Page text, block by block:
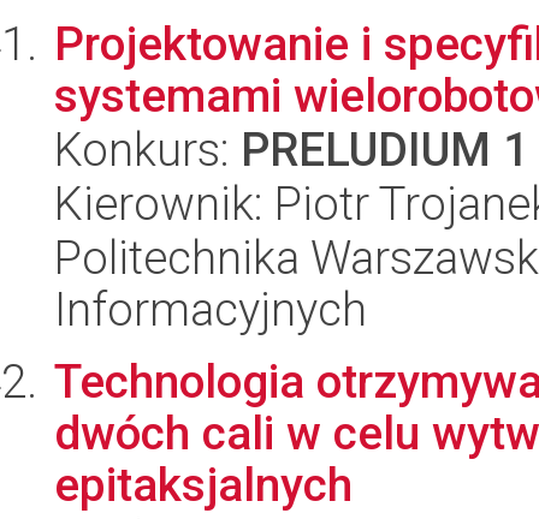
Projektowanie i
systemami
Konkurs: PRELUDIUM 1
Kierownik: Piotr
Politechnika
Informacyjnych
Technologia
dwóch cali w celu
epitaksjalnych